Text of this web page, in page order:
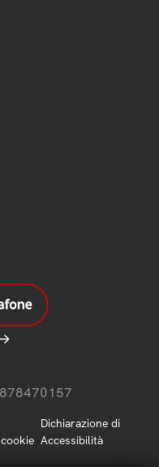
Dichiarazione di
Accessibilità